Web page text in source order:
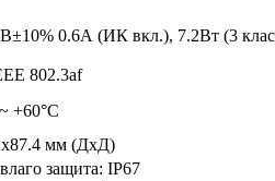
0.6А (ИК вкл.), 7.2Вт (3
802.3af
+60°С
мм (ДхД)
защита: IP67